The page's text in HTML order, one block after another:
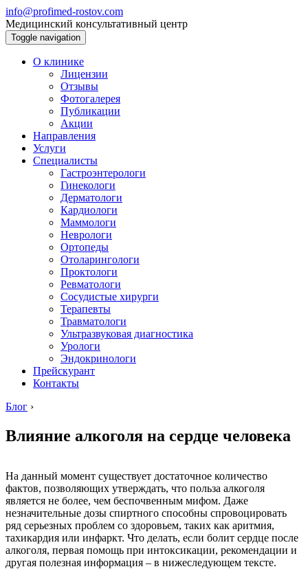
info@profimed-rostov.com
Медицинский консультативный центр
Toggle navigation
О клинике
Лицензии
Отзывы
Фотогалерея
Публикации
Акции
Направления
Услуги
Специалисты
Гастроэнтерологи
Гинекологи
Дерматологи
Кардиологи
Маммологи
Неврологи
Ортопеды
Отоларингологи
Проктологи
Ревматологи
Сосудистые хирурги
Терапевты
Травматологи
Ультразвуковая диагностика
Урологи
Эндокринологи
Прейскурант
Контакты
Блог ›
Влияние алкоголя на сердце человека
На данный момент существует достаточное количество
фактов, позволяющих утверждать, что польза алкоголя
является не более, чем беспочвенным мифом. Даже
незначительные дозы спиртного способны спровоцировать
ряд серьезных проблем со здоровьем, таких как аритмия,
тахикардия или инфаркт. Что делать, если болит сердце после
алкоголя, первая помощь при интоксикации, рекомендации и
другая полезная информация – в нижеследующем тексте.